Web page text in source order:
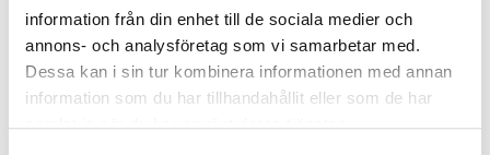
information från din enhet till de sociala medier och
annons- och analysföretag som vi samarbetar med.
Dessa kan i sin tur kombinera informationen med annan
information som du har tillhandahållit eller som de har
samlat in när du har använt deras tjänster.
miljövänliga förpackningsmaterial. Kontakta oss gärna
så diskuterar vi vad som är de bästa alternativen för
dig. Du kan kontakta oss via telefonnummer +46
844680505 eller e-postadressen info@daklapack.se Vi